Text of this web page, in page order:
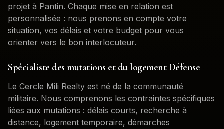
projet à Pantin. Chaque mise en relation est
personnalisée : nous prenons en compte votre
situation, vos délais et votre budget pour vous
orienter vers le bon interlocuteur.
Spécialiste des mutations et du logement Défense
Le Cercle Mili Realty est né de la communauté
militaire. Nous comprenons les contraintes spécifiques
liées aux mutations : délais courts, recherche à
distance, logement temporaire, démarches